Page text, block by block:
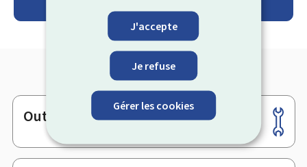
J'accepte
Je refuse
Gérer les cookies
Pied
de
page
Outils